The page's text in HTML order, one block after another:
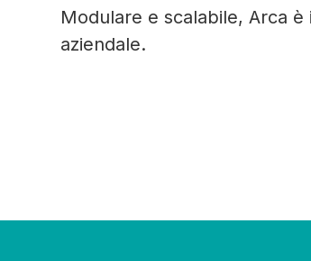
Modulare e scalabile, Arca
aziendale.